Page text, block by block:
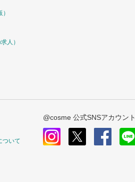
）
人）
ついて
@cosme 公式SNSアカウント